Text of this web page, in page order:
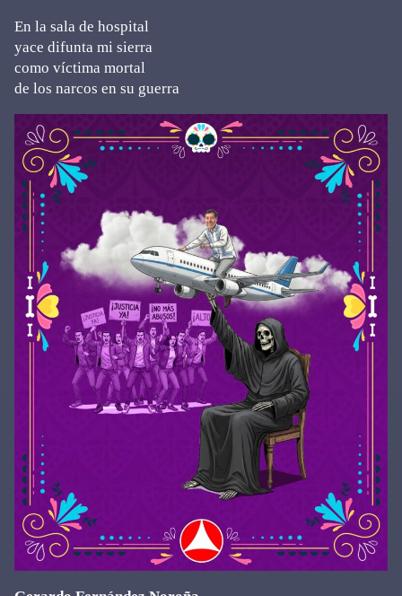
En la sala de hospital
yace difunta mi sierra
como víctima mortal
de los narcos en su guerra